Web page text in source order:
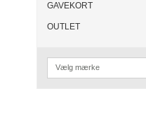
GAVEKORT
OUTLET